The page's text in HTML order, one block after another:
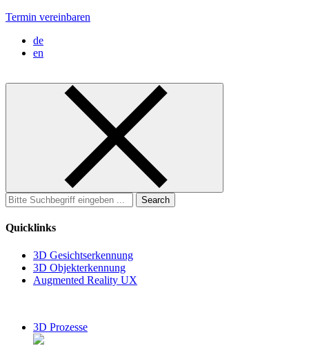
Termin vereinbaren
de
en
Search
for:
Quicklinks
3D Gesichtserkennung
3D Objekterkennung
Augmented Reality UX
3D Prozesse